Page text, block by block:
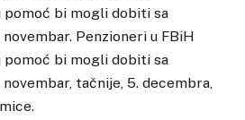
pomoć bi mogli dobiti sa
Penzioneri u FBiH
pomoć bi mogli dobiti sa
tačnije, 5. decembra,